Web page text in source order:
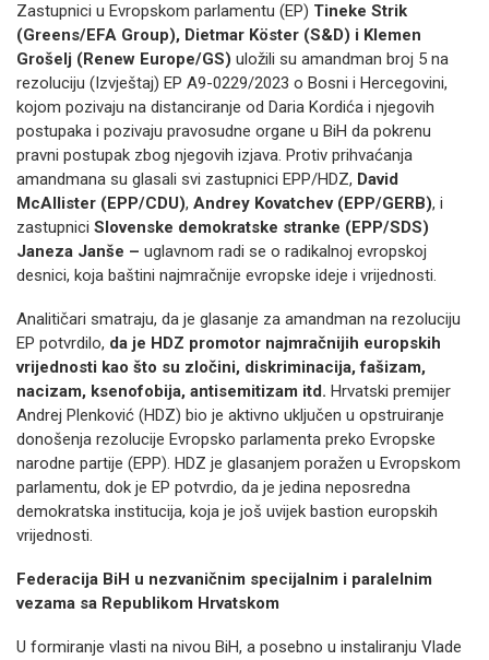
Zastupnici u Evropskom parlamentu (EP) Tineke Strik
(Greens/EFA Group), Dietmar Köster (S&D) i Klemen
Grošelj (Renew Europe/GS) uložili su amandman broj 5 na
rezoluciju (Izvještaj) EP A9-0229/2023 o Bosni i Hercegovini,
kojom pozivaju na distanciranje od Daria Kordića i njegovih
postupaka i pozivaju pravosudne organe u BiH da pokrenu
pravni postupak zbog njegovih izjava. Protiv prihvaćanja
amandmana su glasali svi zastupnici EPP/HDZ, David
McAllister (EPP/CDU), Andrey Kovatchev (EPP/GERB), i
zastupnici Slovenske demokratske stranke (EPP/SDS)
Janeza Janše – uglavnom radi se o radikalnoj evropskoj
desnici, koja baštini najmračnije evropske ideje i vrijednosti.
Analitičari smatraju, da je glasanje za amandman na rezoluciju
EP potvrdilo, da je HDZ promotor najmračnijih europskih
vrijednosti kao što su zločini, diskriminacija, fašizam,
nacizam, ksenofobija, antisemitizam itd. Hrvatski premijer
Andrej Plenković (HDZ) bio je aktivno uključen u opstruiranje
donošenja rezolucije Evropsko parlamenta preko Evropske
narodne partije (EPP). HDZ je glasanjem poražen u Evropskom
parlamentu, dok je EP potvrdio, da je jedina neposredna
demokratska institucija, koja je još uvijek bastion europskih
vrijednosti.
Federacija BiH u nezvaničnim specijalnim i paralelnim
vezama sa Republikom Hrvatskom
U formiranje vlasti na nivou BiH, a posebno u instaliranju Vlade